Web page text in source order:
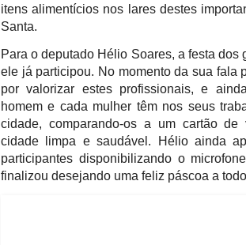
itens alimentícios nos lares destes
Santa.
Para o deputado Hélio Soares, a festa
ele já participou. No momento da sua fala
por valorizar estes profissionais, e
homem e cada mulher têm nos seus
cidade, comparando-os a um cartão
cidade limpa e saudável. Hélio ainda
participantes disponibilizando o
finalizou desejando uma feliz páscoa a